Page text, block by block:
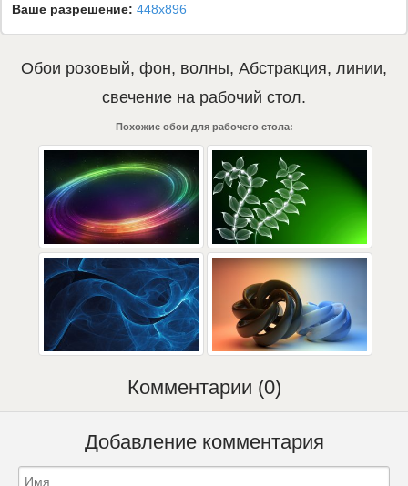
Ваше разрешение: 448x896
Обои розовый, фон, волны, Абстракция, линии,
свечение на рабочий стол.
Похожие обои для рабочего стола:
Комментарии (0)
Добавление комментария